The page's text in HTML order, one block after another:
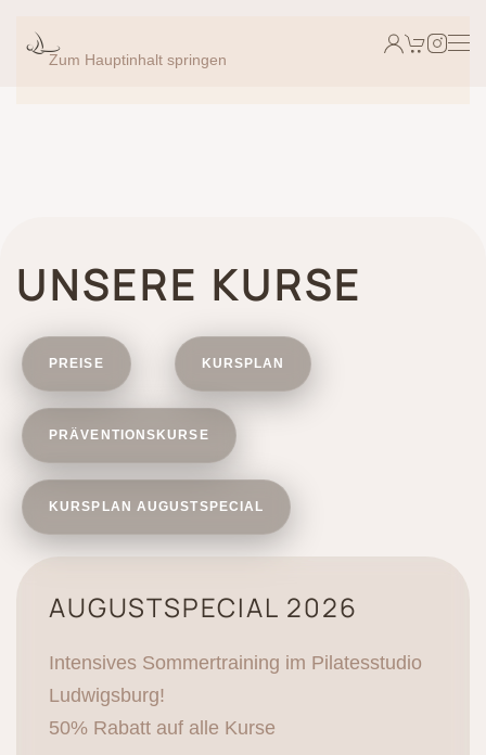
Zum Hauptinhalt springen
UNSERE KURSE
PREISE KURSPLAN
PRÄVENTIONSKURSE
KURSPLAN AUGUSTSPECIAL
AUGUSTSPECIAL 2026
Intensives Sommertraining im Pilatesstudio
Ludwigsburg!
50% Rabatt auf alle Kurse